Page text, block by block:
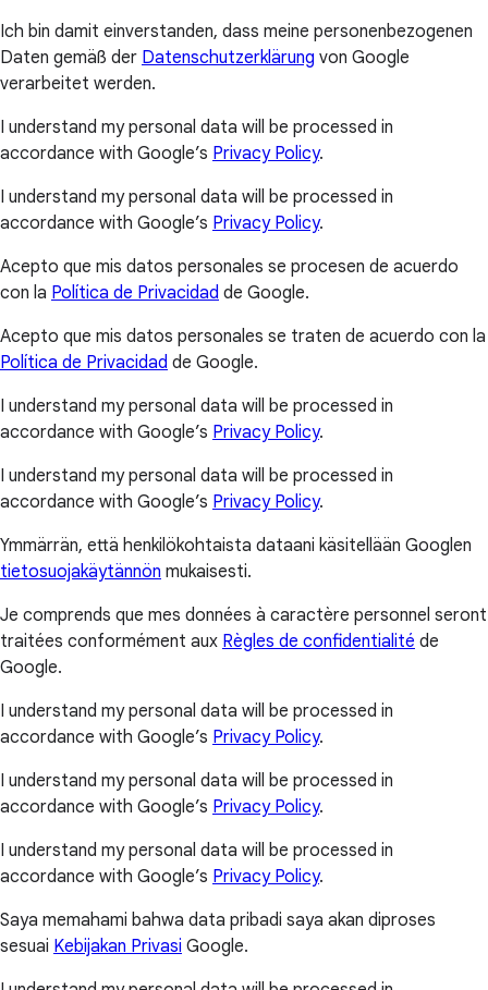
Ich bin damit einverstanden, dass meine personenbezogenen
Daten gemäß der Datenschutzerklärung von Google
verarbeitet werden.
I understand my personal data will be processed in
accordance with Google’s Privacy Policy.
I understand my personal data will be processed in
accordance with Google’s Privacy Policy.
Acepto que mis datos personales se procesen de acuerdo
con la Política de Privacidad de Google.
Acepto que mis datos personales se traten de acuerdo con la
Política de Privacidad de Google.
I understand my personal data will be processed in
accordance with Google’s Privacy Policy.
I understand my personal data will be processed in
accordance with Google’s Privacy Policy.
Ymmärrän, että henkilökohtaista dataani käsitellään Googlen
tietosuojakäytännön mukaisesti.
Je comprends que mes données à caractère personnel seront
traitées conformément aux Règles de confidentialité de
Google.
I understand my personal data will be processed in
accordance with Google’s Privacy Policy.
I understand my personal data will be processed in
accordance with Google’s Privacy Policy.
I understand my personal data will be processed in
accordance with Google’s Privacy Policy.
Saya memahami bahwa data pribadi saya akan diproses
sesuai Kebijakan Privasi Google.